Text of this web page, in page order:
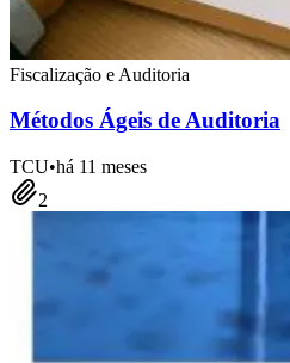
Fiscalização e Auditoria
Métodos Ágeis de Auditoria
TCU•há 11 meses
2